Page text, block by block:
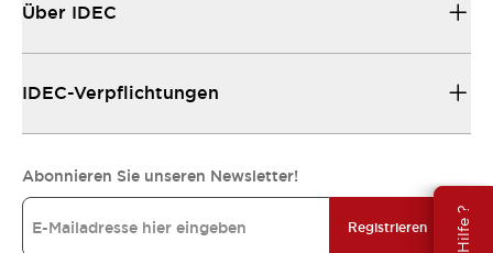
Über IDEC
IDEC-Verpflichtungen
Abonnieren Sie unseren Newsletter!
Registrieren